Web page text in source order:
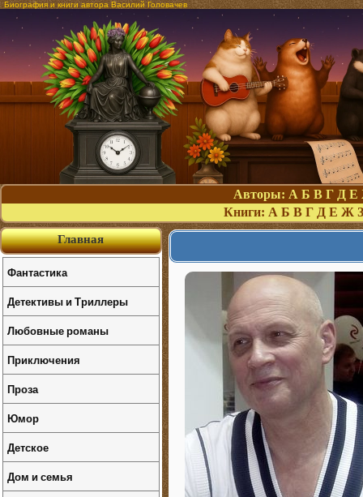
Биография и книги автора Василий Головачев
Авторы: А Б В Г Д Е
Книги: А Б В Г Д Е Ж З
Главная
Фантастика
Детективы и Триллеры
Любовные романы
Приключения
Проза
Юмор
Детское
Дом и семья